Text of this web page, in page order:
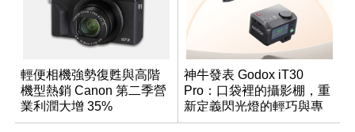
輕便相機強勢復甦與高階
機型熱銷 Canon 第二季營
業利潤大增 35%
神牛發表 Godox iT30
Pro：口袋裡的攝影棚，重
新定義閃光燈的輕巧與專
業